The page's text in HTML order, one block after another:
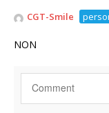
CGT-Smile
NON